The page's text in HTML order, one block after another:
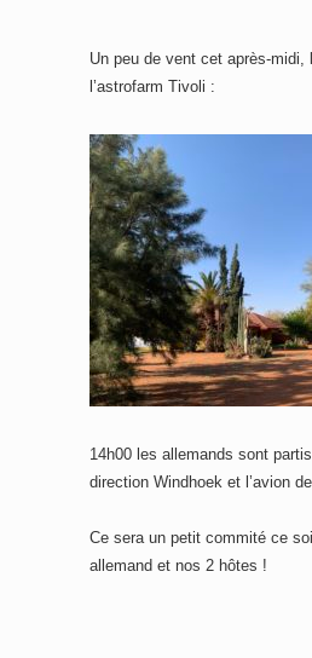
Un peu de vent cet après-
l’astrofarm Tivoli :
14h00 les allemands sont
direction Windhoek et l’avion
Ce sera un petit commité ce
allemand et nos 2 hôtes !